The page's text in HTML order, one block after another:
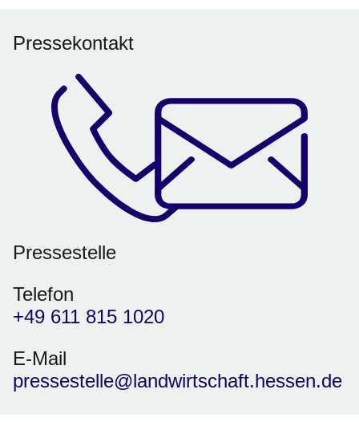
Pressekontakt
Pressestelle
Telefon
+49 611 815 1020
E-Mail
pressestelle@landwirtschaft.hessen.de